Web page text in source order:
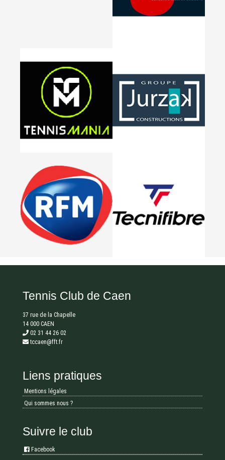
Tennis Club de Caen
37 rue de la Chapelle
14 000 CAEN
02 31 44 26 02
tccaen@fft.fr
Liens pratiques
Mentions légales
Qui sommes nous ?
Suivre le club
Facebook